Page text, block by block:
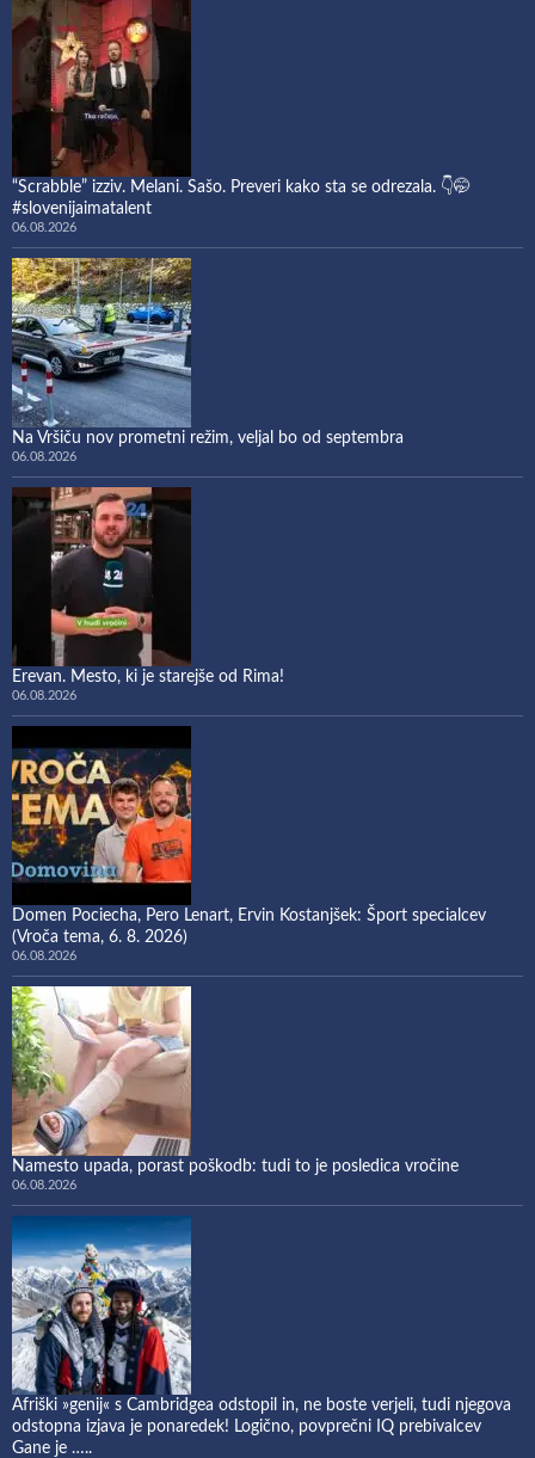
“Scrabble” izziv. Melani. Sašo. Preveri kako sta se odrezala. 👇🤭
#slovenijaimatalent
06.08.2026
Na Vršiču nov prometni režim, veljal bo od septembra
06.08.2026
Erevan. Mesto, ki je starejše od Rima!
06.08.2026
Domen Pociecha, Pero Lenart, Ervin Kostanjšek: Šport specialcev
(Vroča tema, 6. 8. 2026)
06.08.2026
Namesto upada, porast poškodb: tudi to je posledica vročine
06.08.2026
Afriški »genij« s Cambridgea odstopil in, ne boste verjeli, tudi njegova
odstopna izjava je ponaredek! Logično, povprečni IQ prebivalcev
Gane je …..